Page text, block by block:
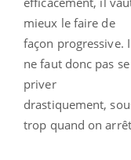
mieux le faire de
façon progressive.
ne faut donc pas se
priver
drastiquement,
trop quand on